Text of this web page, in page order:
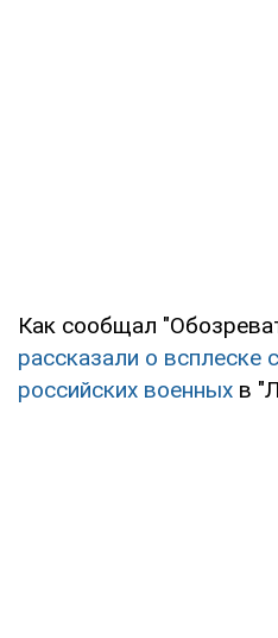
Как сообщал
рассказали о всплеске
российских военных в